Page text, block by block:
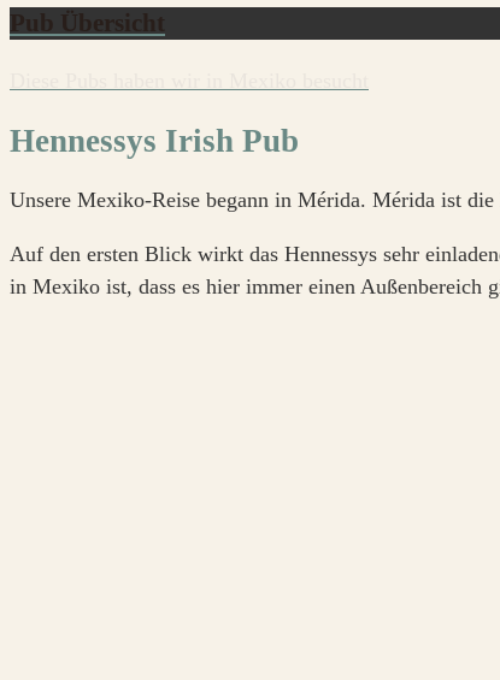
Pub Übersicht
Hennessys Irish Pub
Unsere Mexiko-Reise begann in Mérida. Mérida ist die
Auf den ersten Blick wirkt das Hennessys sehr
in Mexiko ist, dass es hier immer einen Außenbereich